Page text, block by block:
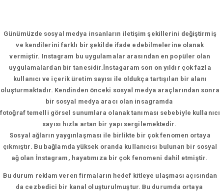
Günümüzde sosyal medya insanların iletişim şekillerini değiştirmiş
ve kendilerini farklı bir şekilde ifade edebilmelerine olanak
vermiştir. Instagram bu uygulamalar arasından en popüler olan
uygulamalardan bir tanesidir.İnstagaram son on yıldır çok fazla
kullanıcı ve içerik üretim sayısı ile oldukça tartışılan bir alanı
oluşturmaktadır. Kendinden önceki sosyal medya araçlarından sonra
bir sosyal medya aracı olan insagramda
fotoğraf temelli görsel sunumlara olanak tanıması sebebiyle kullanıcı
sayısı hızla artan bir yapı sergilemektedir.
Sosyal ağların yaygınlaşması ile birlikte bir çok fenomen ortaya
çıkmıştır. Bu bağlamda yüksek oranda kullanıcısı bulunan bir sosyal
ağ olan İnstagram, hayatımıza bir çok fenomeni dahil etmiştir.
Bu durum reklam veren firmaların hedef kitleye ulaşması açısından
da cezbedici bir kanal oluşturulmuştur. Bu durumda ortaya